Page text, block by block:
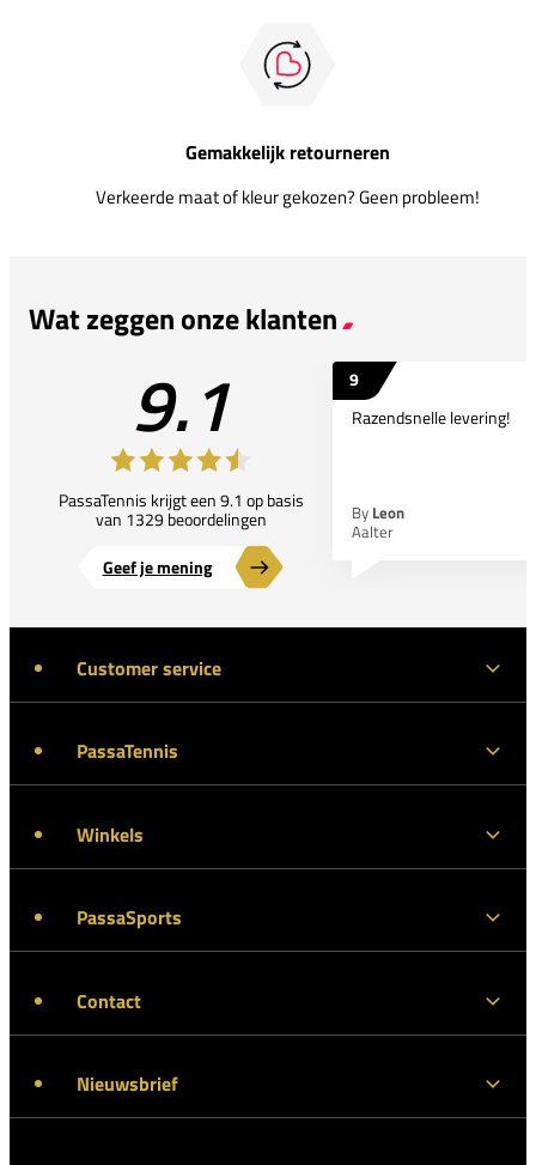
Gemakkelijk retourneren
Verkeerde maat of kleur gekozen? Geen probleem!
Wat zeggen onze klanten
9.1
PassaTennis krijgt een 9.1 op basis
van 1329 beoordelingen
Geef je mening
9
Razendsnelle levering!
By Leon
Aalter
Customer service
PassaTennis
Winkels
PassaSports
Contact
Nieuwsbrief